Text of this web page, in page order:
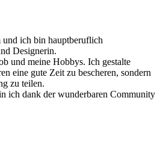
ich bin hauptberuflich
Designerin.
und meine Hobbys. Ich gestalte
eine gute Zeit zu bescheren, sondern
zu teilen.
ich dank der wunderbaren Community